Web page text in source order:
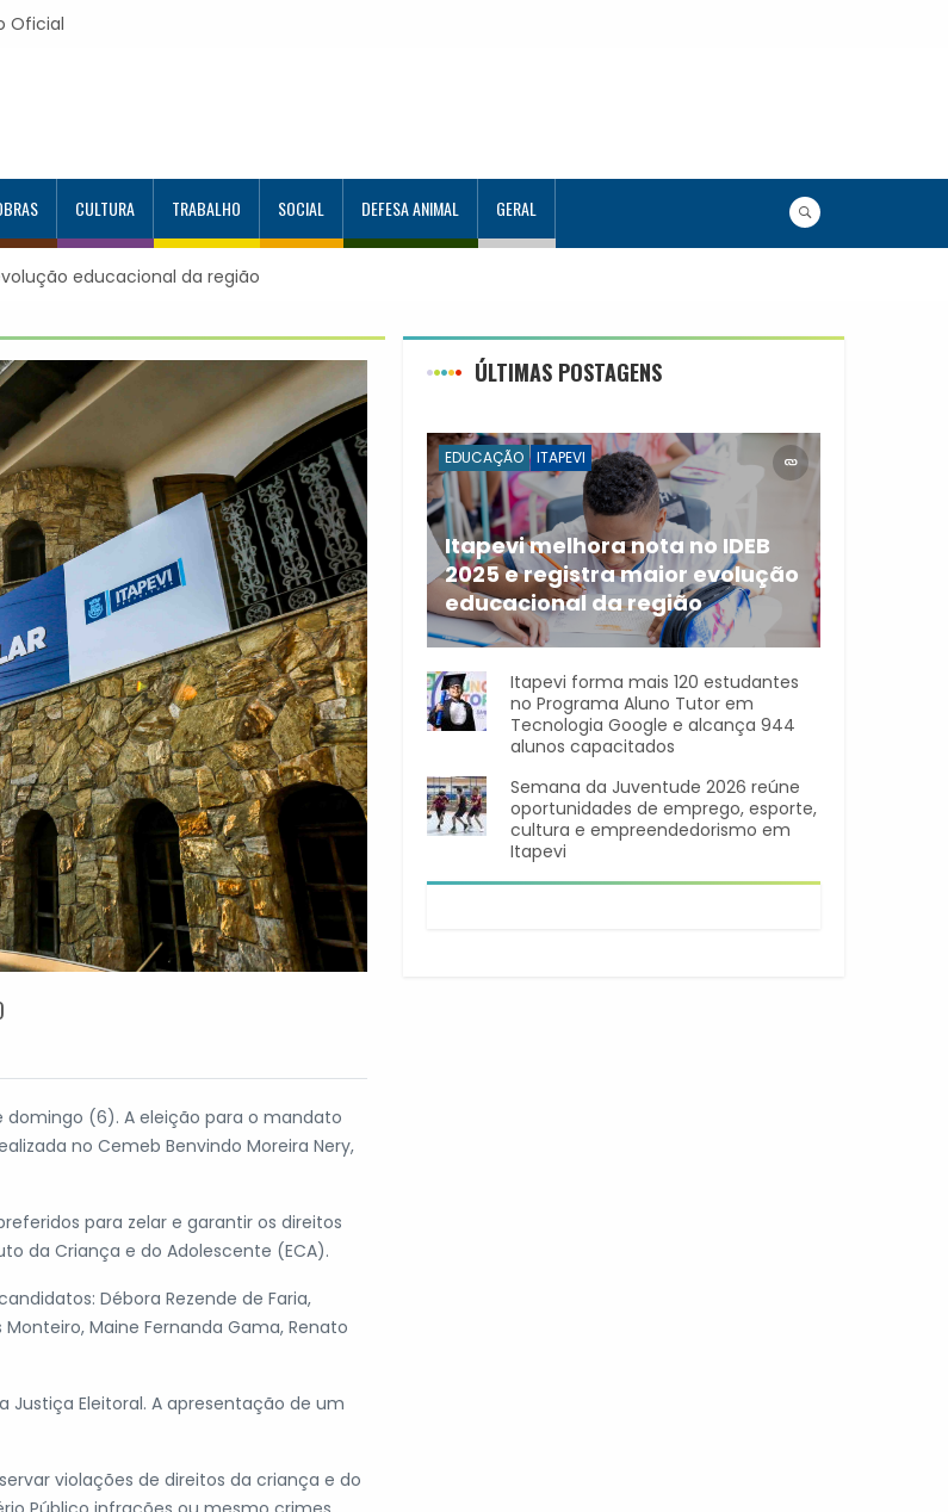
Oficial
CULTURA TRABALHO SOCIAL DEFESA ANIMAL GERAL
educacional da regiãoItapevi forma mais 120 estudantes no Programa Aluno Tutor em Tecnologia
domingo (6). A eleição para o mandato
no Cemeb Benvindo Moreira Nery,
para zelar e garantir os direitos
da Criança e do Adolescente (ECA).
Débora Rezende de Faria,
Monteiro, Maine Fernanda Gama, Renato
Justiça Eleitoral. A apresentação de um
violações de direitos da criança e do
ÚLTIMAS POSTAGENS
EDUCAÇÃO ITAPEVI
Itapevi melhora nota no IDEB
2025 e registra maior evolução
educacional da região
A rede municipal de ensino
Itapevi forma mais 120 estudantes
no Programa Aluno Tutor em
Tecnologia Google e alcança 944
alunos capacitados
Semana da Juventude 2026 reúne
oportunidades de emprego, esporte,
cultura e empreendedorismo em
Itapevi